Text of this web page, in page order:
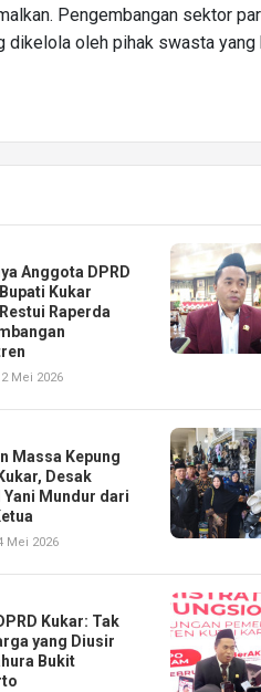
Pengembangan sektor
oleh pihak swasta yang
Anggota DPRD
Kukar
Raperda
Mei 2026
Massa Kepung
Desak
Yani Mundur dari
Mei 2026
Kukar: Tak
yang Diusir
Bukit